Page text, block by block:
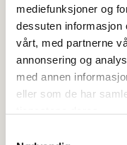
mediefunksjoner og
dessuten informasjon
vårt, med partnerne
annonsering og
med annen
eller som de har
Tar
Tar digitalt